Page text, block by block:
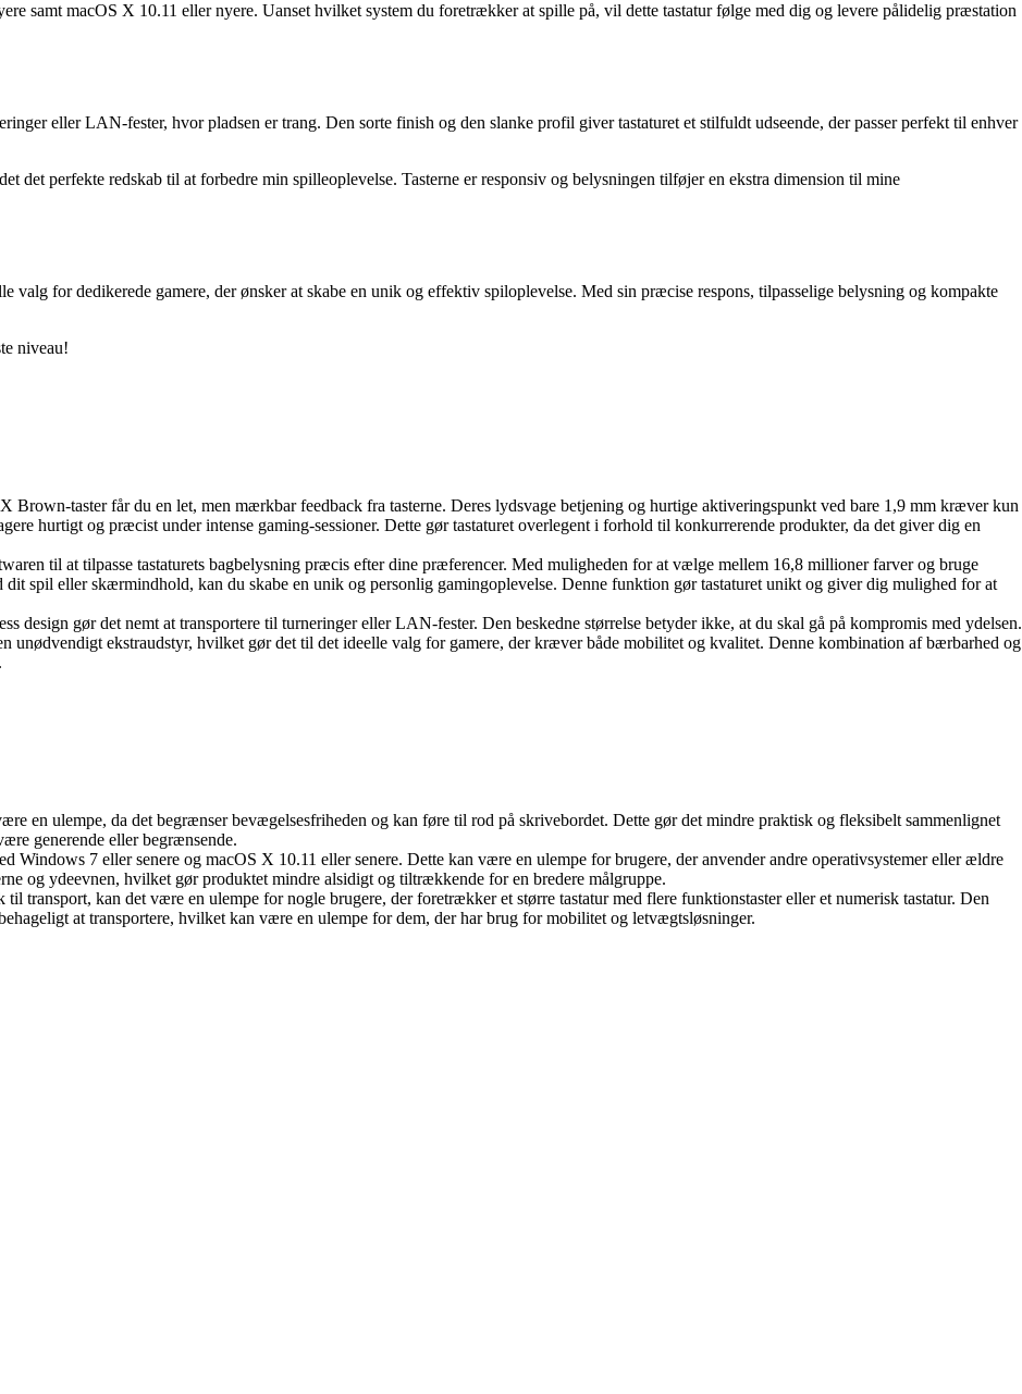
samt macOS X 10.11 eller nyere. Uanset hvilket system du foretrækker at spille på, vil dette tastatur følge med dig og levere pålidelig præstation
eller LAN-fester, hvor pladsen er trang. Den sorte finish og den slanke profil giver tastaturet et stilfuldt udseende, der passer perfekt til enhver
det perfekte redskab til at forbedre min spilleoplevelse. Tasterne er responsiv og belysningen tilføjer en ekstra dimension til mine
valg for dedikerede gamere, der ønsker at skabe en unik og effektiv spiloplevelse. Med sin præcise respons, tilpasselige belysning og kompakte
niveau!
Brown-taster får du en let, men mærkbar feedback fra tasterne. Deres lydsvage betjening og hurtige aktiveringspunkt ved bare 1,9 mm kræver kun
hurtigt og præcist under intense gaming-sessioner. Dette gør tastaturet overlegent i forhold til konkurrerende produkter, da det giver dig en
til at tilpasse tastaturets bagbelysning præcis efter dine præferencer. Med muligheden for at vælge mellem 16,8 millioner farver og bruge
spil eller skærmindhold, kan du skabe en unik og personlig gamingoplevelse. Denne funktion gør tastaturet unikt og giver dig mulighed for at
design gør det nemt at transportere til turneringer eller LAN-fester. Den beskedne størrelse betyder ikke, at du skal gå på kompromis med ydelsen.
unødvendigt ekstraudstyr, hvilket gør det til det ideelle valg for gamere, der kræver både mobilitet og kvalitet. Denne kombination af bærbarhed og
en ulempe, da det begrænser bevægelsesfriheden og kan føre til rod på skrivebordet. Dette gør det mindre praktisk og fleksibelt sammenlignet
generende eller begrænsende.
Windows 7 eller senere og macOS X 10.11 eller senere. Dette kan være en ulempe for brugere, der anvender andre operativsystemer eller ældre
og ydeevnen, hvilket gør produktet mindre alsidigt og tiltrækkende for en bredere målgruppe.
transport, kan det være en ulempe for nogle brugere, der foretrækker et større tastatur med flere funktionstaster eller et numerisk tastatur. Den
at transportere, hvilket kan være en ulempe for dem, der har brug for mobilitet og letvægtsløsninger.